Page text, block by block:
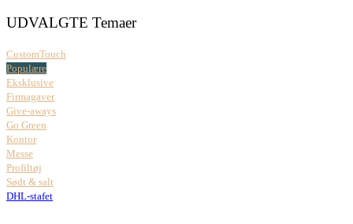
UDVALGTE Temaer
CustomTouch
Populære
Eksklusive
Firmagaver
Give-aways
Go Green
Kontor
Messe
Profiltøj
Sødt & salt
DHL-stafet